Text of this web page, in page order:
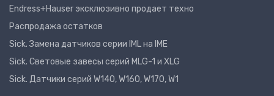
Endress+Hauser эксклюзивно продает техно
Распродажа остатков
Sick. Замена датчиков серии IML на IME
Sick. Световые завесы серий MLG-1 и XLG
Sick. Датчики серий W140, W160, W170, W1